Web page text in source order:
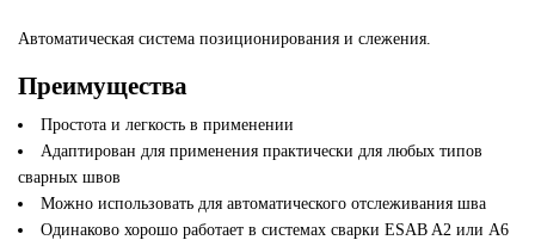
Автоматическая система позиционирования и слежения.
Преимущества
Простота и легкость в применении
Адаптирован для применения практически для любых типов
сварных швов
Можно использовать для автоматического отслеживания шва
Одинаково хорошо работает в системах сварки ESAB A2 или A6